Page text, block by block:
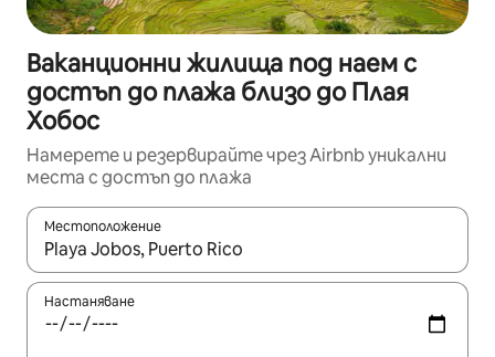
Ваканционни жилища под наем с
достъп до плажа близо до Плая
Хобос
Намерете и резервирайте чрез Airbnb уникални
места с достъп до плажа
Местоположение
Когато резултатите се покажат, използвайте
Настаняване